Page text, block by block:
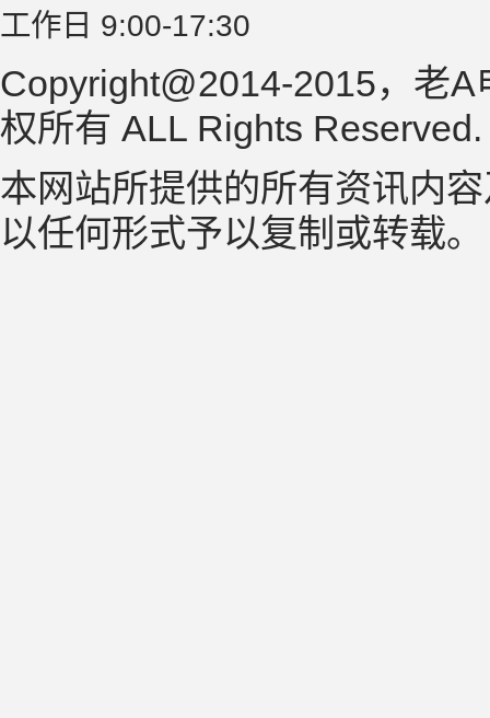
工作日 9:00-17:30
Copyright@2014-2015，老
权所有 ALL Rights
本网站所提供的所有资讯内
以任何形式予以复制或转载。